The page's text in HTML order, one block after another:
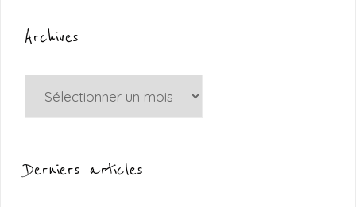
Archives
Derniers articles